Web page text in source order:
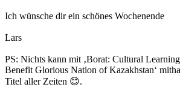
Ich wünsche dir ein schönes Wochenende
Lars
PS: Nichts kann mit ‚Borat: Cultural
Benefit Glorious Nation of Kazakhstan‘
Titel aller Zeiten 😊.